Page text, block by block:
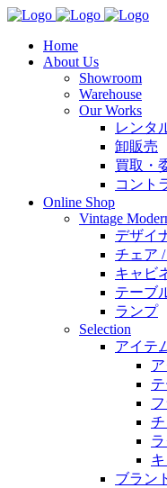
Home
About Us
Showroom
Warehouse
Our Works
レンタ
卸販売
買取・
コント
Online Shop
Vintage
デザイ
チェア
キャビ
テーブ
ランプ
Selection
アイテ
ブラン